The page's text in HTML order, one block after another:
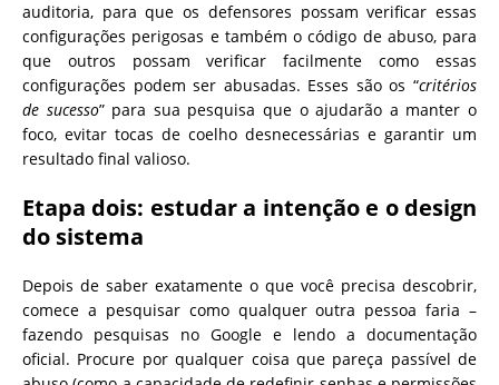
auditoria, para que os defensores possam verificar essas
configurações perigosas e também o código de abuso, para
que outros possam verificar facilmente como essas
configurações podem ser abusadas. Esses são os “critérios
de sucesso” para sua pesquisa que o ajudarão a manter o
foco, evitar tocas de coelho desnecessárias e garantir um
resultado final valioso.
Etapa dois: estudar a intenção e o design
do sistema
Depois de saber exatamente o que você precisa descobrir,
comece a pesquisar como qualquer outra pessoa faria –
fazendo pesquisas no Google e lendo a documentação
oficial. Procure por qualquer coisa que pareça passível de